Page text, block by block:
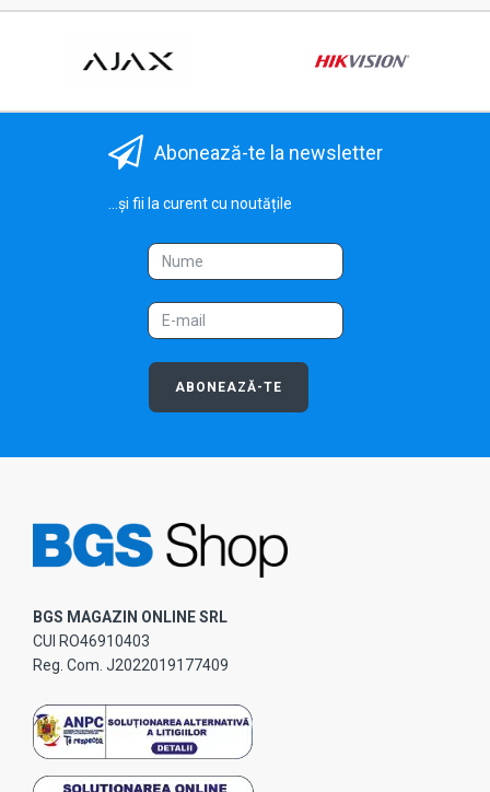
Abonează-te la newsletter
...și fii la curent cu noutățile
ABONEAZĂ-TE
BGS MAGAZIN ONLINE SRL
CUI RO46910403
Reg. Com. J2022019177409